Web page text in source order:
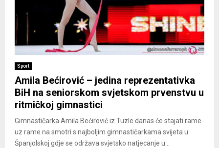
Sport
Amila Bećirović – jedina reprezentativka
BiH na seniorskom svjetskom prvenstvu u
ritmičkoj gimnastici
Gimnastičarka Amila Bećirović iz Tuzle danas će stajati rame
uz rame na smotri s najboljim gimnastičarkama svijeta u
Španjolskoj gdje se održava svjetsko natjecanje u...